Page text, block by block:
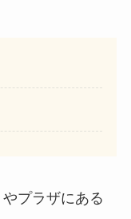
プラザにある